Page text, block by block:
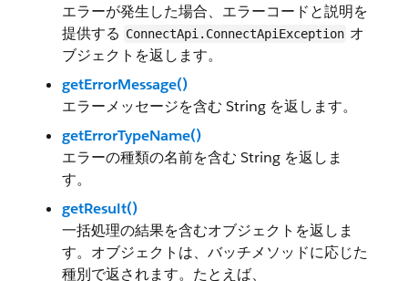
エラーが発生した場合、エラーコードと説明を
提供する ConnectApi.ConnectApiException オ
ブジェクトを返します。
getErrorMessage()
エラーメッセージを含む String を返します。
getErrorTypeName()
エラーの種類の名前を含む String を返しま
す。
getResult()
一括処理の結果を含むオブジェクトを返しま
す。オブジェクトは、バッチメソッドに応じた
種別で返されます。たとえば、